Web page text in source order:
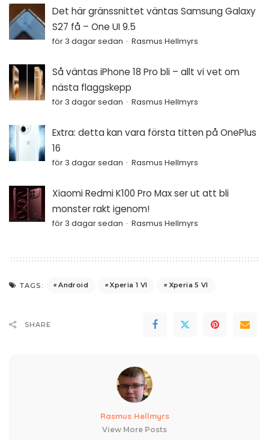
Det här gränssnittet väntas Samsung Galaxy
S27 få – One UI 9.5
för 3 dagar sedan Rasmus Hellmyrs
Så väntas iPhone 18 Pro bli – allt vi vet om
nästa flaggskepp
för 3 dagar sedan Rasmus Hellmyrs
Extra: detta kan vara första titten på OnePlus
16
för 3 dagar sedan Rasmus Hellmyrs
Xiaomi Redmi K100 Pro Max ser ut att bli
monster rakt igenom!
för 3 dagar sedan Rasmus Hellmyrs
TAGS: Android Xperia 1 VI Xperia 5 VI
SHARE
Rasmus Hellmyrs
View More Posts